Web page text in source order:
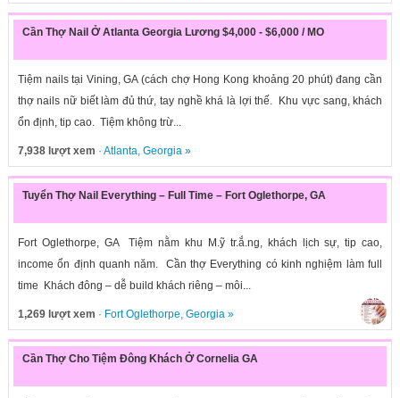
Cần Thợ Nail Ở Atlanta Georgia Lương $4,000 - $6,000 / MO
Tiệm nails tại Vining, GA (cách chợ Hong Kong khoảng 20 phút) đang cần
thợ nails nữ biết làm đủ thứ, tay nghề khá là lợi thế. Khu vực sang, khách
ổn định, tip cao. Tiệm không trừ...
7,938 lượt xem · Atlanta, Georgia»
Tuyển Thợ Nail Everything – Full Time – Fort Oglethorpe, GA
Fort Oglethorpe, GA Tiệm nằm khu M.ỹ tr.ắ.ng, khách lịch sự, tip cao,
income ổn định quanh năm. Cần thợ Everything có kinh nghiệm làm full
time Khách đông – dễ build khách riêng – môi...
1,269 lượt xem · Fort Oglethorpe, Georgia»
Cần Thợ Cho Tiệm Đông Khách Ở Cornelia GA